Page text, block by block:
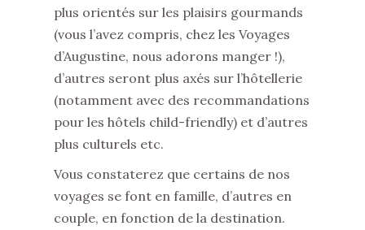
plus orientés sur les plaisirs gourmands
(vous l’avez compris, chez les Voyages
d’Augustine, nous adorons manger !),
d’autres seront plus axés sur l’hôtellerie
(notamment avec des recommandations
pour les hôtels child-friendly) et d’autres
plus culturels etc.
Vous constaterez que certains de nos
voyages se font en famille, d’autres en
couple, en fonction de la destination.